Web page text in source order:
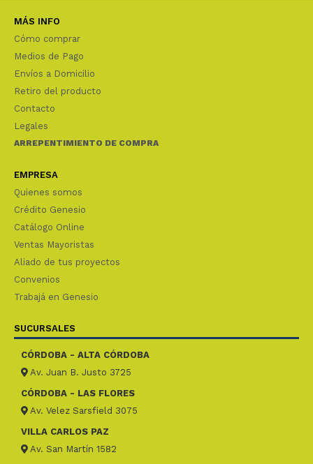
MÁS INFO
Cómo comprar
Medios de Pago
Envíos a Domicilio
Retiro del producto
Contacto
Legales
ARREPENTIMIENTO DE COMPRA
EMPRESA
Quienes somos
Crédito Genesio
Catálogo Online
Ventas Mayoristas
Aliado de tus proyectos
Convenios
Trabajá en Genesio
SUCURSALES
CÓRDOBA - ALTA CÓRDOBA
Av. Juan B. Justo 3725
CÓRDOBA - LAS FLORES
Av. Velez Sarsfield 3075
VILLA CARLOS PAZ
Av. San Martín 1582